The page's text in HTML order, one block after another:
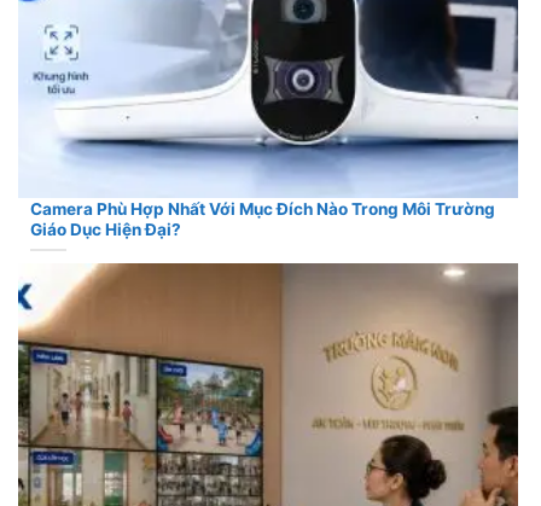
Camera Phù Hợp Nhất Với Mục Đích Nào Trong Môi Trường
Giáo Dục Hiện Đại?